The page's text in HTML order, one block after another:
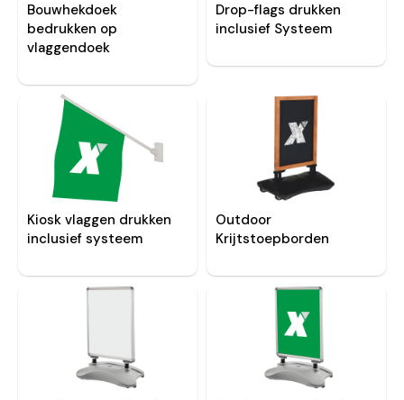
Bouwhekdoek
bedrukken op
vlaggendoek
Drop-flags drukken
inclusief Systeem
Kiosk vlaggen drukken
inclusief systeem
Outdoor
Krijtstoepborden